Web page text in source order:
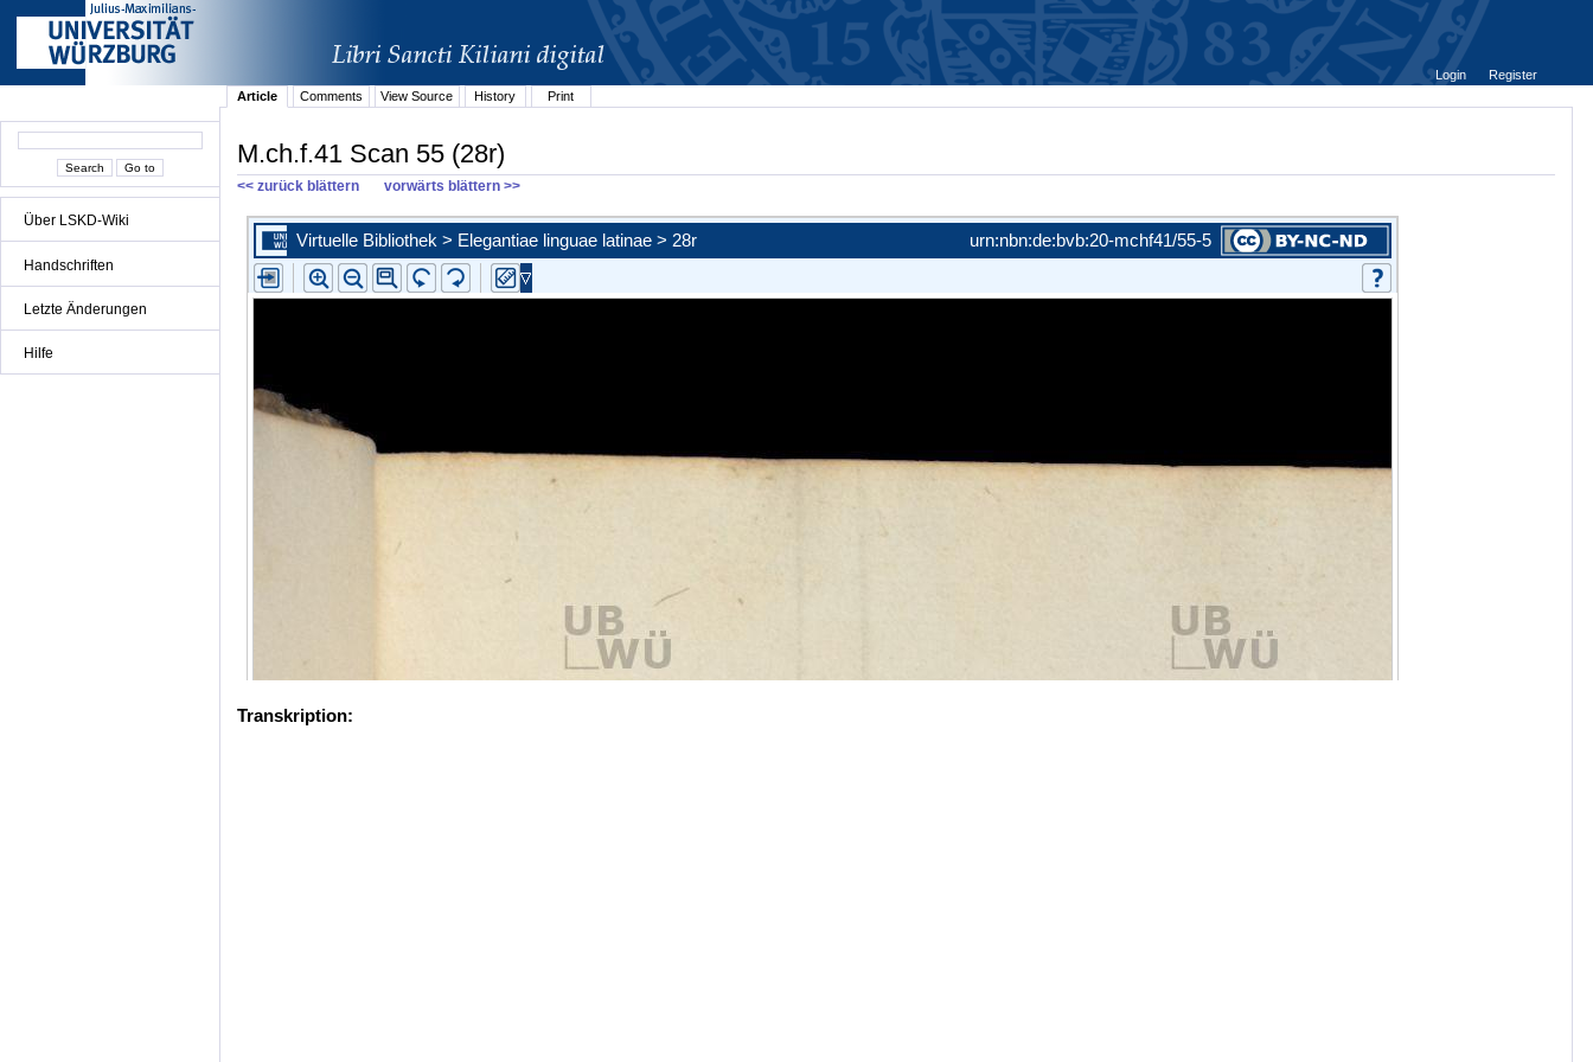
Über LSKD-Wiki
Handschriften
Letzte Änderungen
Hilfe
Login
Register
Article
Comments View Source History Print
M.ch.f.41 Scan 55 (28r)
<< zurück blättern vorwärts blättern >>
Transkription: